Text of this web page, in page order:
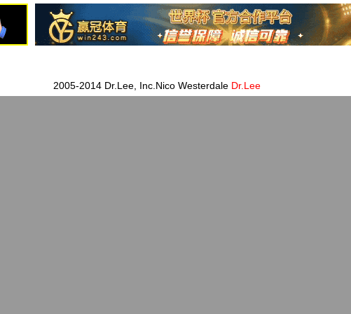
2005-2014 Dr.Lee, Inc.Nico Westerdale Dr.Lee